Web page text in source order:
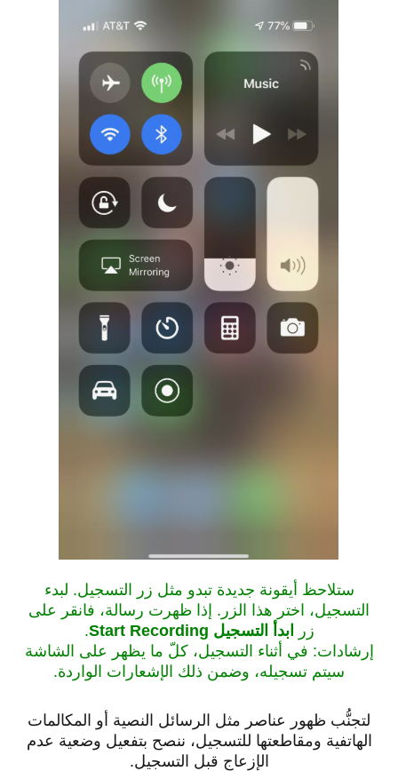
ستلاحظ أيقونة جديدة تبدو مثل زر التسجيل. لبدء
التسجيل، اختر هذا الزر. إذا ظهرت رسالة، فانقر على
زر
ابدأ التسجيل Start Recording
.
إرشادات: في أثناء التسجيل، كلّ ما يظهر على الشاشة
سيتم تسجيله، وضمن ذلك الإشعارات الواردة.
لتجنُّب ظهور عناصر مثل الرسائل النصية أو المكالمات
الهاتفية ومقاطعتها للتسجيل، ننصح بتفعيل وضعية عدم
الإزعاج قبل التسجيل.